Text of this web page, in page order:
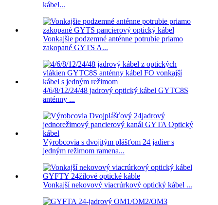
kábel...
Vonkajšie podzemné anténne potrubie priamo
zakopané GYTS A...
4/6/8/12/24/48 jadrový optický kábel GYTC8S
anténny ...
Výrobcovia s dvojitým plášťom 24 jadier s
jedným režimom ramena...
Vonkajší nekovový viacrúrkový optický kábel ...